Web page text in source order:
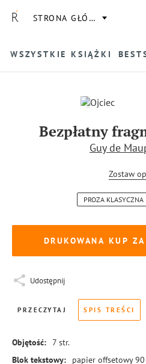
STRONA GŁÓWNA
WSZYSTKIE KSIĄŻKI
Bezpłatny
Guy de
Zostaw
PROZA KLASYCZNA
DRUKOWANA KUP ZA
Udostępnij
PRZECZYTAJ SPIS TREŚCI
Objętość: 7 str.
Blok tekstowy:
papier offsetowy